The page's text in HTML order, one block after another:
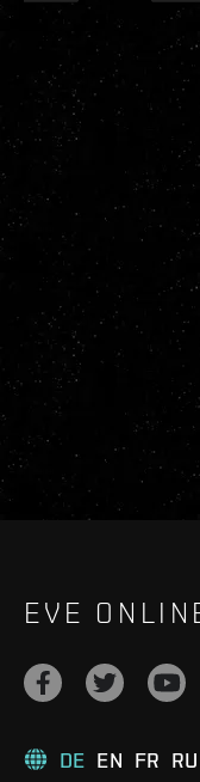
EVE
DE EN FR RU